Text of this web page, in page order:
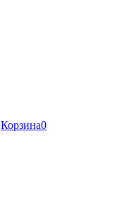
Корзина0